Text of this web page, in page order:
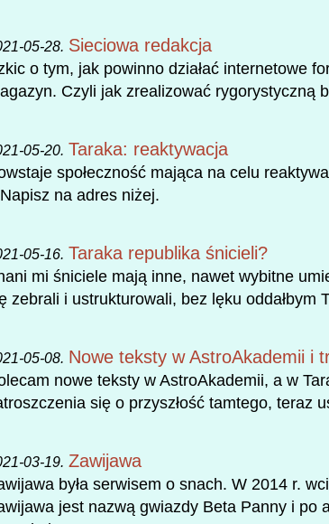
05-28. Sieciowa redakcja
o tym, jak powinno działać internetowe
Czyli jak zrealizować rygorystyczną
05-20. Taraka: reaktywacja
społeczność mająca na celu
na adres niżej.
05-16. Taraka republika śnicieli?
mi śniciele mają inne, nawet wybitne
zebrali i ustrukturowali, bez lęku oddałbym
05-08. Nowe teksty w AstroAkademii i
nowe teksty w AstroAkademii, a w
się o przyszłość tamtego, teraz
03-19. Zawijawa
była serwisem o snach. W 2014 r.
jest nazwą gwiazdy Beta Panny i po